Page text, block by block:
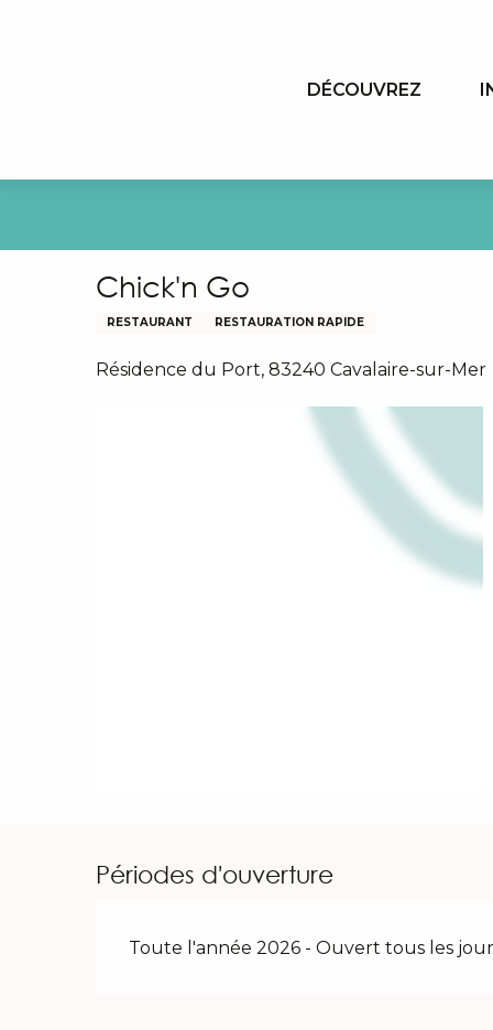
DÉCOUVREZ
Chick'n Go
RESTAURANT RESTAURATION RAPIDE
Résidence du Port, 83240 Cavalaire-sur-Mer
Périodes d'ouverture
Toute l'année 2026 - Ouvert tous les